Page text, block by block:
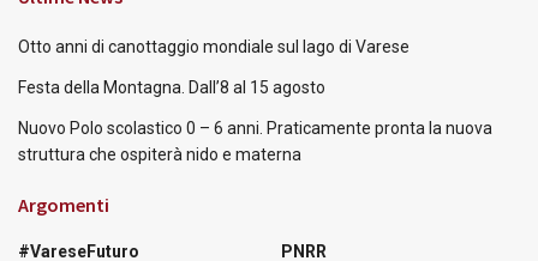
Otto anni di canottaggio mondiale sul lago di Varese
Festa della Montagna. Dall’8 al 15 agosto
Nuovo Polo scolastico 0 – 6 anni. Praticamente pronta la nuova
struttura che ospiterà nido e materna
Argomenti
#VareseFuturo
PNRR